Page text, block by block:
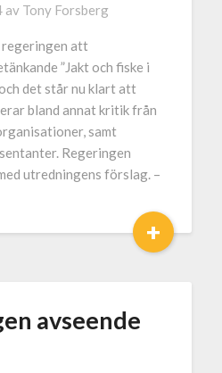
av Tony Forsberg
regeringen att
”Jakt och fiske i
det står nu klart att
bland annat kritik från
samt
Regeringen
utredningens förslag. –
+
avseende